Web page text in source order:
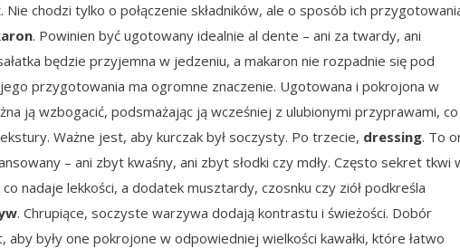
chodzi tylko o połączenie składników, ale o sposób ich
. Powinien być ugotowany idealnie al dente – ani za twardy, ani
będzie przyjemna w jedzeniu, a makaron nie rozpadnie się pod
przygotowania ma ogromne znaczenie. Ugotowana i pokrojona w
ją wzbogacić, podsmażając ją wcześniej z ulubionymi przyprawami, co
Ważne jest, aby kurczak był soczysty. Po trzecie, dressing. To
– ani zbyt kwaśny, ani zbyt słodki czy mdły. Często sekret tkwi
nadaje lekkości, a dodatek musztardy, czosnku czy ziół podkreśla
. Chrupiące, soczyste warzywa dodają kontrastu i świeżości. Dobór
były one pokrojone w odpowiedniej wielkości kawałki, które łatwo